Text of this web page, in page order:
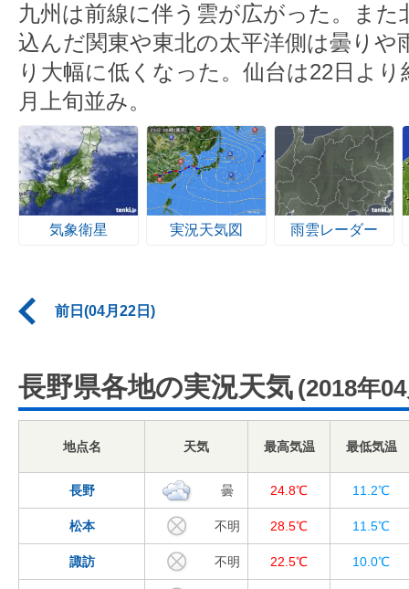
九州は前線に伴う雲が広がった。ま
込んだ関東や東北の太平洋側は曇りや
り大幅に低くなった。仙台は22日よ
月上旬並み。
気象衛星 実況天気図 雨雲レーダー
前日(04月22日)
長野県各地の実況天気 (2018年
地点名 天気 最高気温 最低気温
長野 曇 24.8℃ 11.2℃
松本 不明 28.5℃ 11.5℃
諏訪 不明 22.5℃ 10.0℃